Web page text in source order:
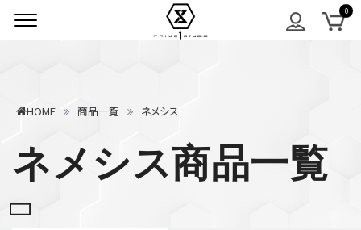
HOME 商品一覧 ネメシス
ネメシス商品一覧